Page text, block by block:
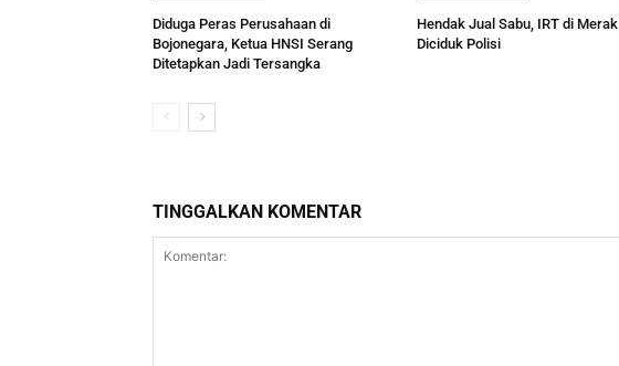
Diduga Peras Perusahaan di
Bojonegara, Ketua HNSI Serang
Ditetapkan Jadi Tersangka
Hendak Jual Sabu, IRT di Merak
Diciduk Polisi
TINGGALKAN KOMENTAR